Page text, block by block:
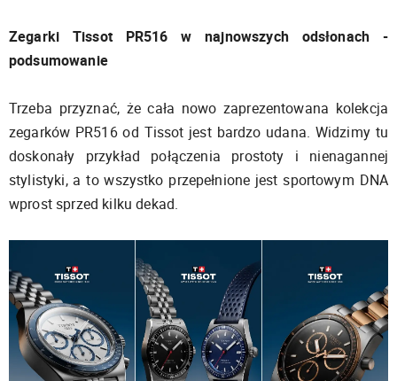
Zegarki Tissot PR516 w najnowszych odsłonach -
podsumowanie
Trzeba przyznać, że cała nowo zaprezentowana kolekcja
zegarków PR516 od Tissot jest bardzo udana. Widzimy tu
doskonały przykład połączenia prostoty i nienagannej
stylistyki, a to wszystko przepełnione jest sportowym DNA
wprost sprzed kilku dekad.